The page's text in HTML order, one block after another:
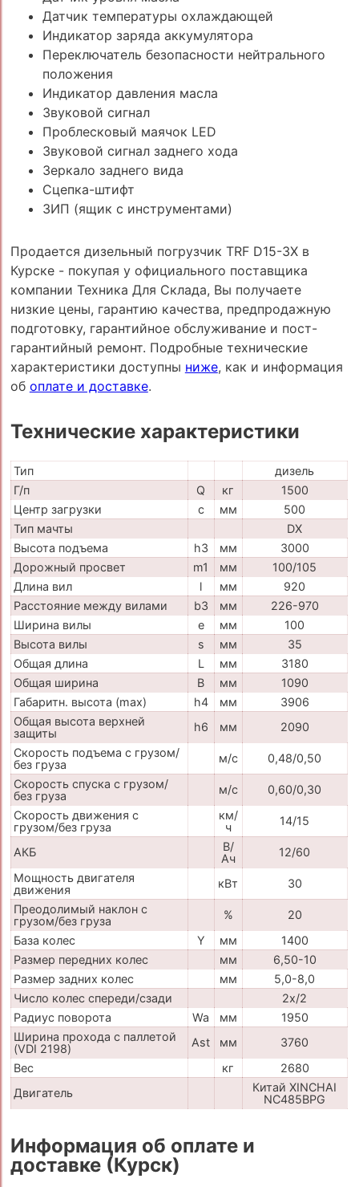
Датчик температуры охлаждающей
Индикатор заряда аккумулятора
Переключатель безопасности нейтрального
положения
Индикатор давления масла
Звуковой сигнал
Проблесковый маячок LED
Звуковой сигнал заднего хода
Зеркало заднего вида
Сцепка-штифт
ЗИП (ящик с инструментами)
Продается дизельный погрузчик TRF D15-3X в
Курске - покупая у официального поставщика
компании Техника Для Склада, Вы получаете
низкие цены, гарантию качества, предпродажную
подготовку, гарантийное обслуживание и пост-
гарантийный ремонт. Подробные технические
характеристики доступны ниже, как и информация
об оплате и доставке.
Технические характеристики
Тип
дизель
Г/п
Q кг
1500
Центр загрузки
c мм
500
Тип мачты
DX
Высота подъема
h3 мм
3000
Дорожный просвет
m1 мм
100/105
Длина вил
l мм
920
Расстояние между вилами
b3 мм
226-970
Ширина вилы
e мм
100
Высота вилы
s мм
35
Общая длина
L мм
3180
Общая ширина
B мм
1090
Габаритн. высота (max)
h4 мм
3906
Общая высота верхней
защиты
h6 мм
2090
Скорость подъема с грузом/
без груза
м/с
0,48/0,50
Скорость спуска с грузом/
без груза
м/с
0,60/0,30
Скорость движения с
грузом/без груза
км/
ч
14/15
АКБ
В/
Ач
12/60
Мощность двигателя
движения
кВт
30
Преодолимый наклон с
грузом/без груза
%
20
База колес
Y мм
1400
Размер передних колес
мм
6,50-10
Размер задних колес
мм
5,0-8,0
Число колес спереди/сзади
2x/2
Радиус поворота
Wa мм
1950
Ширина прохода с паллетой
(VDI 2198)
Ast мм
3760
Вес
кг
2680
Двигатель
Китай XINCHAI
NC485BPG
Информация об оплате и
доставке (Курск)